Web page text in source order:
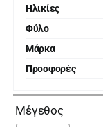
Ηλικίες
Φύλο
Μάρκα
Προσφορές
Μέγεθος